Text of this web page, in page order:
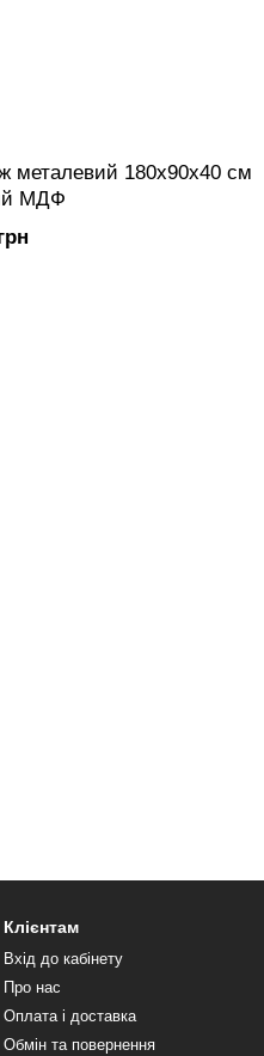
металевий 180х90х40 см
МДФ
Клієнтам
Вхід до кабінету
Про нас
Оплата і доставка
Обмін та повернення